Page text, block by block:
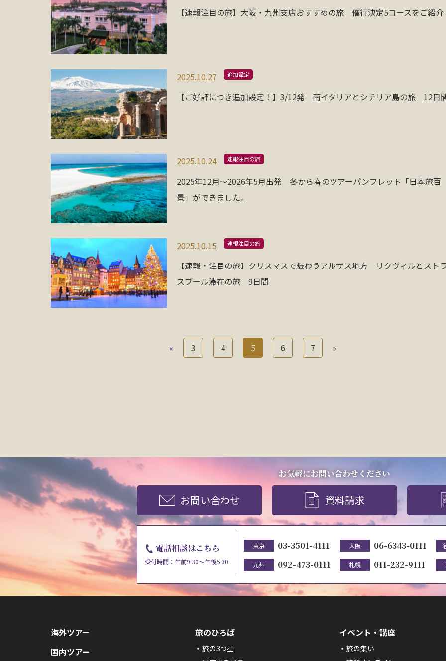
【速報注目の旅】大阪・九州支店おすすめの旅 催行決定5コースをご紹介
2025.10.27 追加設定
【ご好評につき追加設定！】3/12発 南イタリアとシチリア島の旅 12日
2025.10.24 速報注目の旅
2025年12月〜2026年5月出発 冬から春のツアーパンフレット「日本旅百
景」ができました。
2025.10.15 速報注目の旅
【速報・注目の旅】クリスマスで賑わうアルザス地方 リクヴィルとスト
スブール滞在の旅 9日間
« 3 4 5 6 7 »
お気軽にお問い合わせください
お問い合わせ 資料請求
電話相談はこちら
受付時間：午前9:30～午後5:30
東京 03-3501-4111 大阪 06-6343-0111
九州 092-473-0111 札幌 011-232-9111
海外ツアー
国内ツアー
旅のひろば
旅の3つ星
イベント・講座
旅の集い